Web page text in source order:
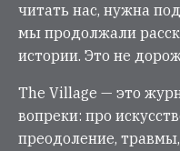
читать нас, нужна
мы продолжали
истории. Это не
The Village — это
вопреки: про
преодоление,